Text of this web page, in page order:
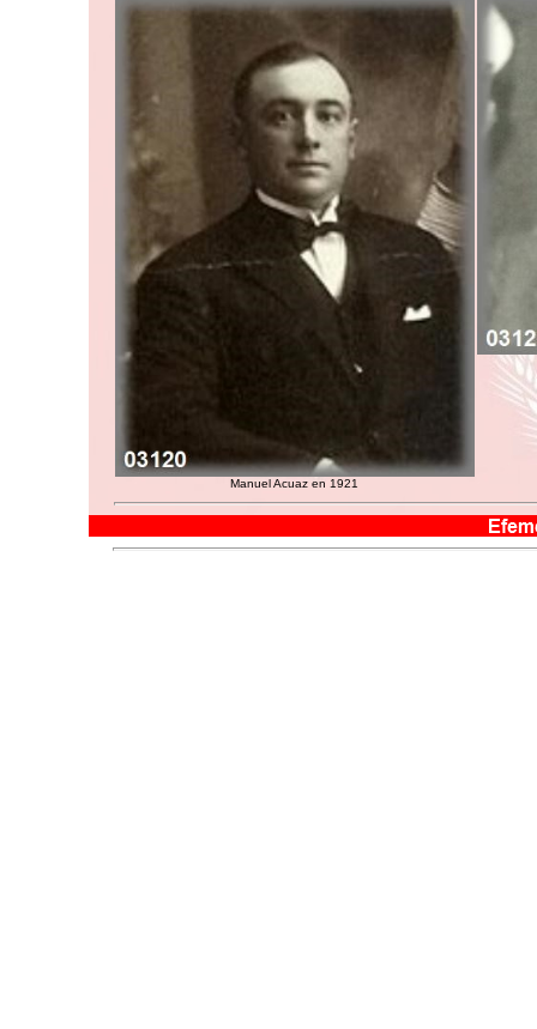
Manuel Acuaz en 1921